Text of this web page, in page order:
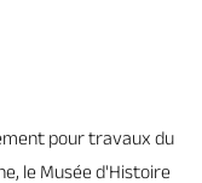
pour travaux du
le Musée d'Histoire